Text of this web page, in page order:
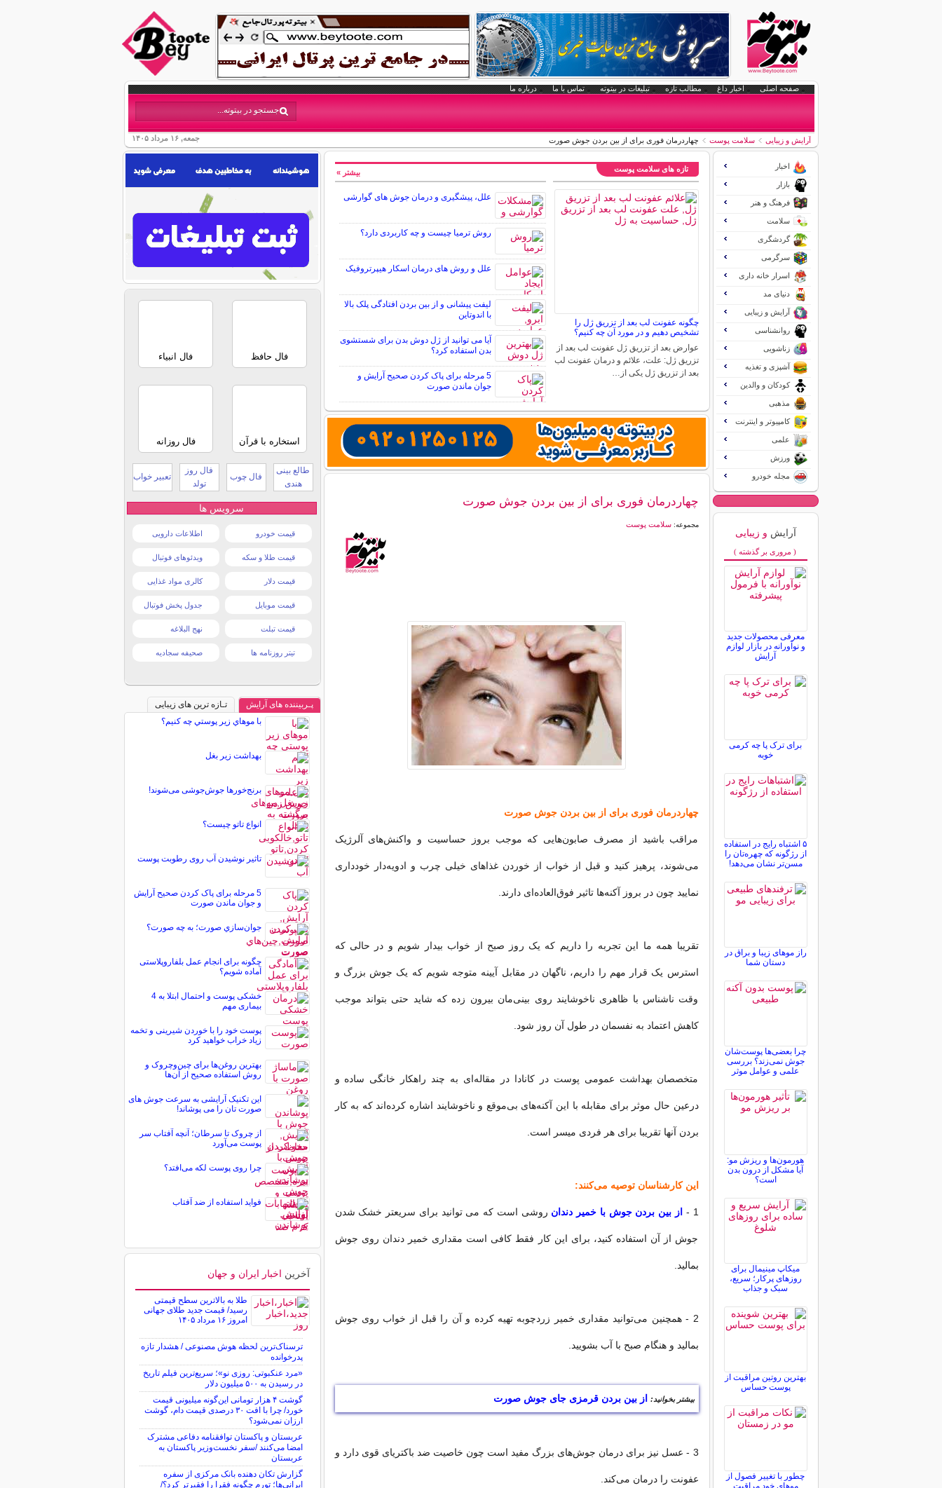
صفحه اصلی اخبار داغ مطالب تازه تبلیغات در بیتوته تماس با ما درباره ما
جمعه, ۱۶ مرداد ۱۴۰۵ آرایش و زیبایی سلامت پوست چهاردرمان فوری برای از بین بردن جوش صورت
تازه های سلامت پوست
چگونه عفونت لب بعد از تزریق ژل را
تشخیص دهیم و در مورد آن چه کنیم؟
عوارض بعد از تزریق ژل عفونت لب بعد از
تزریق ژل: علت، علائم و درمان عفونت لب
بعد از تزریق ژل یکی از…
علل، پیشگیری و درمان جوش های گوارشی
روش ترمیا چیست و چه کاربردی دارد؟
علل و روش های درمان اسکار هیپرتروفیک
لیفت پیشانی و از بین بردن افتادگی پلک بالا
با اندوتاین
آیا می توانید از ژل دوش بدن برای شستشوی
بدن استفاده کرد؟
5 مرحله برای پاک کردن صحیح آرایش و
جوان ماندن صورت
بیشتر »
چهاردرمان فوری برای از بین بردن جوش صورت
مجموعه:سلامت پوست
چهاردرمان فوری برای از بین بردن جوش صورت
مراقب باشید از مصرف صابون‌هایی که موجب بروز حساسیت و واکنش‌های آلرژیک
می‌شوند، پرهیز کنید و قبل از خواب از خوردن غذاهای خیلی چرب و ادویه‌دار خودداری
نمایید چون در بروز آکنه‌ها تاثیر فوق‌العاده‌ای دارند.
تقریبا همه ما این تجربه را داریم که یک روز صبح از خواب بیدار شویم و در حالی که
استرس یک قرار مهم را داریم، ناگهان در مقابل آیینه متوجه شویم که یک جوش بزرگ و
وقت‌ ناشناس با ظاهری ناخوشایند روی بینی‌مان بیرون زده که شاید حتی بتواند موجب
کاهش اعتماد به نفسمان در طول آن روز شود.
متخصصان بهداشت عمومی پوست در کانادا در مقاله‌ای به چند راهکار خانگی ساده و
درعین حال موثر برای مقابله با این آکنه‌های بی‌موقع و ناخوشایند اشاره کرده‌اند که به کار
بردن آنها تقریبا برای هر فردی میسر است.
این کارشناسان توصیه می‌کنند:
1 - از بین بردن جوش با خمیر دندان روشی است که می توانید برای سریعتر خشک شدن
جوش از آن استفاده کنید، برای این کار فقط کافی است مقداری خمیر دندان روی جوش
بمالید.
2 - همچنین می‌توانید مقداری خمیر زردچوبه تهیه کرده و آن را قبل از خواب روی جوش
بمالید و هنگام صبح با آب بشویید.
بیشتر بخوانید: از بین بردن قرمزی جای جوش صورت
3 - عسل نیز برای درمان جوش‌های بزرگ مفید است چون خاصیت ضد باکتریای قوی دارد و
عفونت را درمان می‌کند.
اخبار
بازار
فرهنگ و هنر
سلامت
گردشگری
سرگرمی
اسرار خانه داری
دنیای مد
آرایش و زیبایی
روانشناسی
زناشویی
آشپزی و تغذیه
کودکان و والدین
مذهبی
کامپیوتر و اینترنت
علمی
ورزش
مجله خودرو
آرایش و زیبایی
( مروری بر گذشته )
معرفی محصولات جدید
و نوآورانه در بازار لوازم
آرایش
برای ترک پا چه کرمی
خوبه
۵ اشتباه رایج در استفاده
از رژگونه که چهره‌تان را
مسن‌تر نشان می‌دهد!
راز موهای زیبا و براق در
دستان شما
چرا بعضی‌ها پوست‌شان
جوش نمی‌زند؟ بررسی
علمی و عوامل موثر
هورمون‌ها و ریزش مو:
آیا مشکل از درون بدن
است؟
میکاپ مینیمال برای
روزهای پرکار؛ سریع،
سبک و جذاب
بهترین روتین مراقبت از
پوست حساس
چطور با تغییر فصول از
موهای خود مراقبت
فال حافظ فال انبیاء
استخاره با قرآن فال روزانه
طالع بینی
هندی
فال چوب
فال روز
تولد
تعبیر خواب
سرویس ها
قیمت خودرو اطلاعات دارویی
قیمت طلا و سکه ویدئوهای فوتبال
قیمت دلار کالری مواد غذایی
قیمت موبایل جدول پخش فوتبال
قیمت تبلت نهج البلاغه
تیتر روزنامه ها صحیفه سجادیه
پـربیننده های آرایش
تـازه ترین های زیبایی
با موهاي زير پوستي چه کنيم؟
بهداشت زیر بغل
برنج‌خور‌ها جوش‌جوشی می‌شوند!
انواع تاتو چیست؟
تاثیر نوشیدن آب روی رطوبت پوست
5 مرحله برای پاک کردن صحیح آرایش
و جوان ماندن صورت
جوان‌سازي صورت؛ به چه صورت؟
چگونه برای انجام عمل بلفاروپلاستی
آماده شویم؟
خشکی پوست و احتمال ابتلا به 4
بیماری مهم
پوست خود را با خوردن شیرینی و تخمه
زیاد خراب خواهید کرد
بهترین روغن‌ها برای چین‌وچروک و
روش استفاده صحیح از آن‌ها
این تکنیک آرایشی به سرعت جوش های
صورت تان را می پوشاند!
از چروک تا سرطان؛ آنچه آفتاب سر
پوست می‌آورد
چرا روی پوست لکه می‌افتد؟
فواید استفاده از ضد آفتاب
آخرین اخبار ایران و جهان
طلا به بالاترین سطح قیمتی
رسید/ قیمت جدید طلای جهانی
امروز ۱۶ مرداد ۱۴۰۵
ترسناک‌ترین لحظه هوش مصنوعی / هشدار تازه
پدرخوانده
«مرد عنکبوتی: روزی نو»؛ سریع‌ترین فیلم تاریخ
در رسیدن به ۵۰۰ میلیون دلار
گوشت ۴ هزار تومانی این‌گونه میلیونی قیمت
خورد/ چرا با افت ۳۰ درصدی قیمت دام، گوشت
ارزان نمی‌شود؟
عربستان و پاکستان توافقنامه دفاعی مشترک
امضا می‌کنند /سفر نخست‌وزیر پاکستان به
عربستان
گزارش تکان‌ دهنده بانک مرکزی از سفره
ایرانی‌ها؛ تورم چگونه فقرا را فقیرتر کرد؟/